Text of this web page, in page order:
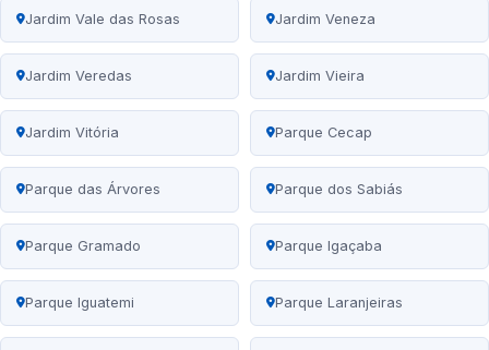
Jardim Vale das Rosas Jardim Veneza
Jardim Veredas Jardim Vieira
Jardim Vitória Parque Cecap
Parque das Árvores Parque dos Sabiás
Parque Gramado Parque Igaçaba
Parque Iguatemi Parque Laranjeiras